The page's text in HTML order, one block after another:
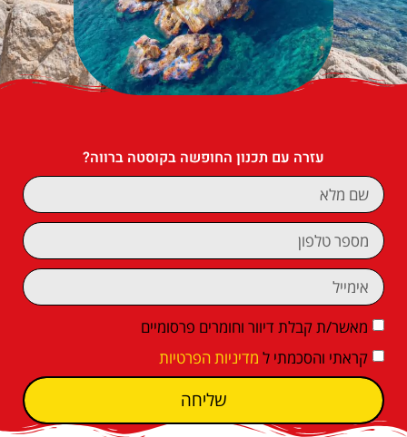
עזרה עם תכנון החופשה בקוסטה ברווה?
מאשר/ת קבלת דיוור וחומרים פרסומיים
קראתי והסכמתי ל מדיניות הפרטיות
שליחה